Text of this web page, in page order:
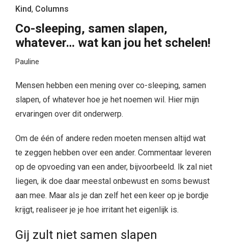
Kind, Columns
Co-sleeping, samen slapen,
whatever… wat kan jou het schelen!
Pauline
Mensen hebben een mening over co-sleeping, samen
slapen, of whatever hoe je het noemen wil. Hier mijn
ervaringen over dit onderwerp.
Om de één of andere reden moeten mensen altijd wat
te zeggen hebben over een ander. Commentaar leveren
op de opvoeding van een ander, bijvoorbeeld. Ik zal niet
liegen, ik doe daar meestal onbewust en soms bewust
aan mee. Maar als je dan zelf het een keer op je bordje
krijgt, realiseer je je hoe irritant het eigenlijk is.
Gij zult niet samen slapen